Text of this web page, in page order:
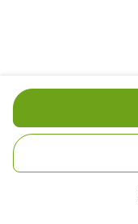
Ingrediënten